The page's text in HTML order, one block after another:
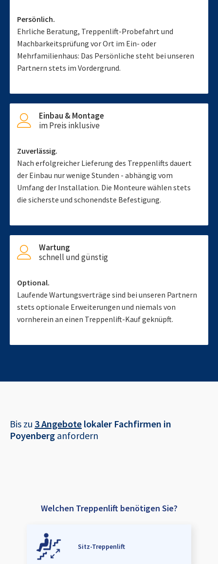
Persönlich.
Ehrliche Beratung, Treppenlift-Probefahrt und
Machbarkeitsprüfung vor Ort im Ein- oder
Mehrfamilienhaus: Das Persönliche steht bei unseren
Partnern stets im Vordergrund.
Einbau & Montage
im Preis inklusive
Zuverlässig.
Nach erfolgreicher Lieferung des Treppenlifts dauert
der Einbau nur wenige Stunden - abhängig vom
Umfang der Installation. Die Monteure wählen stets
die sicherste und schonendste Befestigung.
Wartung
schnell und günstig
Optional.
Laufende Wartungsverträge sind bei unseren Partnern
stets optionale Erweiterungen und niemals von
vornherein an einen Treppenlift-Kauf geknüpft.
Bis zu 3 Angebote lokaler Fachfirmen in
Poyenberg anfordern
Welchen Treppenlift benötigen Sie?
Sitz-Treppenlift